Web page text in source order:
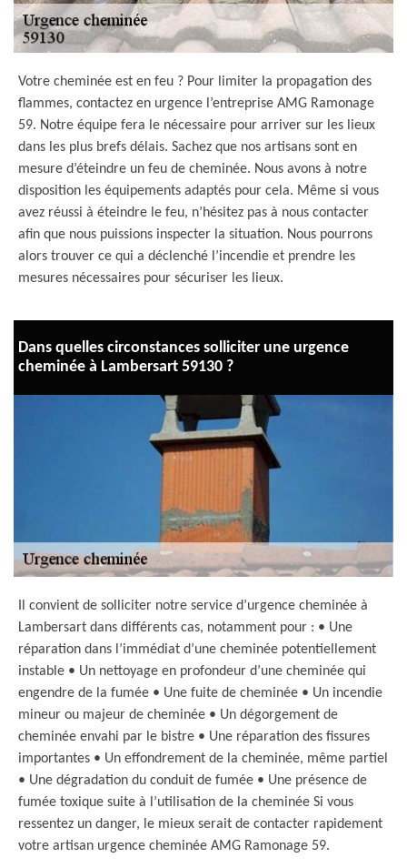
Votre cheminée est en feu ? Pour limiter la propagation des
flammes, contactez en urgence l’entreprise AMG Ramonage
59. Notre équipe fera le nécessaire pour arriver sur les lieux
dans les plus brefs délais. Sachez que nos artisans sont en
mesure d’éteindre un feu de cheminée. Nous avons à notre
disposition les équipements adaptés pour cela. Même si vous
avez réussi à éteindre le feu, n’hésitez pas à nous contacter
afin que nous puissions inspecter la situation. Nous pourrons
alors trouver ce qui a déclenché l’incendie et prendre les
mesures nécessaires pour sécuriser les lieux.
Dans quelles circonstances solliciter une urgence
cheminée à Lambersart 59130 ?
Il convient de solliciter notre service d’urgence cheminée à
Lambersart dans différents cas, notamment pour : • Une
réparation dans l’immédiat d’une cheminée potentiellement
instable • Un nettoyage en profondeur d’une cheminée qui
engendre de la fumée • Une fuite de cheminée • Un incendie
mineur ou majeur de cheminée • Un dégorgement de
cheminée envahi par le bistre • Une réparation des fissures
importantes • Un effondrement de la cheminée, même partiel
• Une dégradation du conduit de fumée • Une présence de
fumée toxique suite à l’utilisation de la cheminée Si vous
ressentez un danger, le mieux serait de contacter rapidement
votre artisan urgence cheminée AMG Ramonage 59.